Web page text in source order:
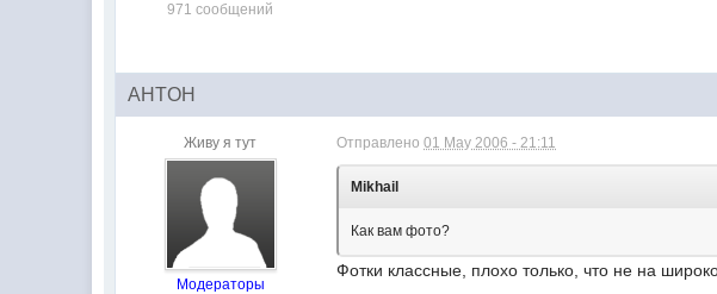
971 сообщений
AHTOH
Живу я тут
Модераторы
Отправлено01 May 2006 - 21:11
Mikhail
Как вам фото?
Фотки классные, плохо только, что не на